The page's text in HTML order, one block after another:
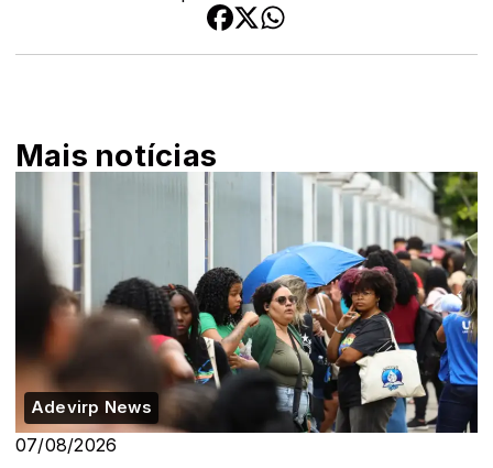
Mais notícias
Adevirp News
07/08/2026